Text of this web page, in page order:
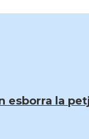
esborra la